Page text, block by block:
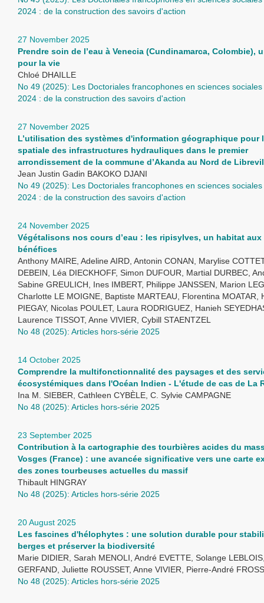
2024 : de la construction des savoirs d'action
27 November 2025
Prendre soin de l’eau à Venecia (Cundinamarca, Colombie),
pour la vie
Chloé DHAILLE
No 49 (2025): Les Doctoriales francophones en sciences
2024 : de la construction des savoirs d'action
27 November 2025
L’utilisation des systèmes d'information géographique pour
spatiale des infrastructures hydrauliques dans le premier
arrondissement de la commune d’Akanda au Nord de
Jean Justin Gadin BAKOKO DJANI
No 49 (2025): Les Doctoriales francophones en sciences
2024 : de la construction des savoirs d'action
24 November 2025
Végétalisons nos cours d’eau : les ripisylves, un habitat
bénéfices
Anthony MAIRE, Adeline AIRD, Antonin CONAN, Marylise
DEBEIN, Léa DIECKHOFF, Simon DUFOUR, Martial DURBEC,
Sabine GREULICH, Ines IMBERT, Philippe JANSSEN, Marion
Charlotte LE MOIGNE, Baptiste MARTEAU, Florentina MOATAR,
PIEGAY, Nicolas POULET, Laura RODRIGUEZ, Hanieh
Laurence TISSOT, Anne VIVIER, Cybill STAENTZEL
No 48 (2025): Articles hors-série 2025
14 October 2025
Comprendre la multifonctionnalité des paysages et des
écosystémiques dans l'Océan Indien - L'étude de cas de La
Ina M. SIEBER, Cathleen CYBÈLE, C. Sylvie CAMPAGNE
No 48 (2025): Articles hors-série 2025
23 September 2025
Contribution à la cartographie des tourbières acides du
Vosges (France) : une avancée significative vers une carte
des zones tourbeuses actuelles du massif
Thibault HINGRAY
No 48 (2025): Articles hors-série 2025
20 August 2025
Les fascines d'hélophytes : une solution durable pour
berges et préserver la biodiversité
Marie DIDIER, Sarah MENOLI, André EVETTE, Solange
GERFAND, Juliette ROUSSET, Anne VIVIER, Pierre-André
No 48 (2025): Articles hors-série 2025